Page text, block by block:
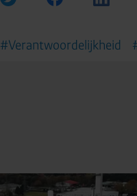
#Verantwoordelijkheid